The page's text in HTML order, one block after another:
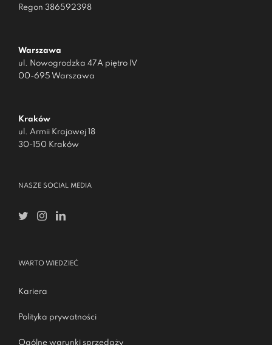
Regon 386592398
Warszawa
ul. Nowogrodzka 47A piętro IV
00-695 Warszawa
Kraków
ul. Armii Krajowej 18
30-150 Kraków
NASZE SOCIAL MEDIA
WARTO WIEDZIEĆ
Kariera
Polityka prywatności
Ogólne warunki sprzedaży